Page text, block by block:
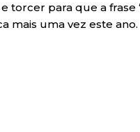
torcer para que a
mais uma vez este ano.